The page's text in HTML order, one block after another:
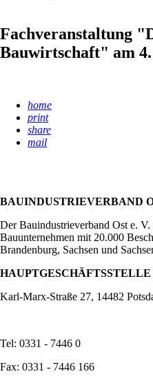
Fachveranstaltung
Bauwirtschaft" am
home
print
share
mail
BAUINDUSTRIEVERBAND
Der Bauindustrieverband Ost e.
Bauunternehmen mit 20.000
Brandenburg, Sachsen und
Karl-Marx-Straße 27, 14482
Tel: 0331 - 7446 0
Fax: 0331 - 7446 166